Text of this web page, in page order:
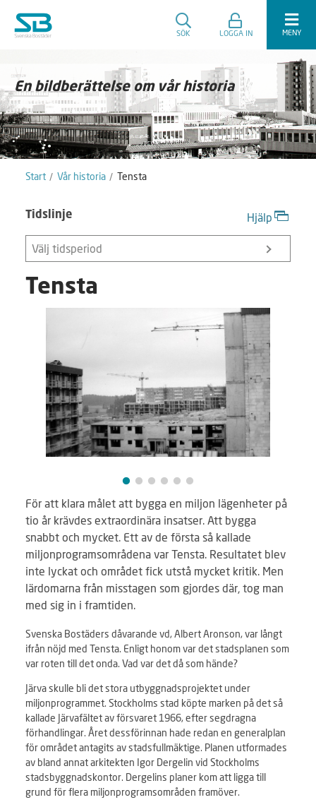
SÖK LOGGA IN MENY
En bildberättelse om vår historia
Start Vår historia Tensta
Hjälp
Tidslinje
Välj tidsperiod
Tensta
För att klara målet att bygga en miljon lägenheter på
tio år krävdes extraordinära insatser. Att bygga
snabbt och mycket. Ett av de första så kallade
miljonprogramsområdena var Tensta. Resultatet blev
inte lyckat och området fick utstå mycket kritik. Men
lärdomarna från misstagen som gjordes där, tog man
med sig in i framtiden.
Svenska Bostäders dåvarande vd, Albert Aronson, var långt
ifrån nöjd med Tensta. Enligt honom var det stadsplanen som
var roten till det onda. Vad var det då som hände?
Järva skulle bli det stora utbyggnadsprojektet under
miljonprogrammet. Stockholms stad köpte marken på det så
kallade Järvafältet av försvaret 1966, efter segdragna
förhandlingar. Året dessförinnan hade redan en generalplan
för området antagits av stadsfullmäktige. Planen utformades
av bland annat arkitekten Igor Dergelin vid Stockholms
stadsbyggnadskontor. Dergelins planer kom att ligga till
grund för flera miljonprogramsområden framöver.